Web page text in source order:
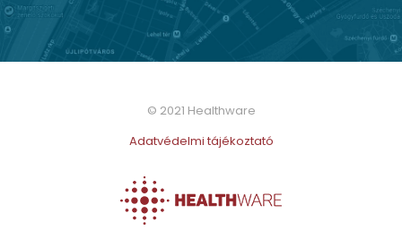
© 2021 Healthware
Adatvédelmi tájékoztató